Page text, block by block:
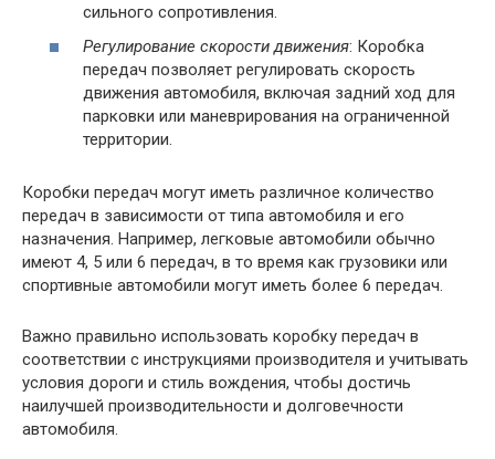
сильного сопротивления.
Регулирование скорости движения: Коробка
передач позволяет регулировать скорость
движения автомобиля, включая задний ход для
парковки или маневрирования на ограниченной
территории.
Коробки передач могут иметь различное количество
передач в зависимости от типа автомобиля и его
назначения. Например, легковые автомобили обычно
имеют 4, 5 или 6 передач, в то время как грузовики или
спортивные автомобили могут иметь более 6 передач.
Важно правильно использовать коробку передач в
соответствии с инструкциями производителя и учитывать
условия дороги и стиль вождения, чтобы достичь
наилучшей производительности и долговечности
автомобиля.